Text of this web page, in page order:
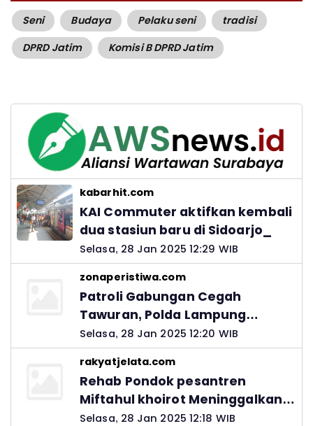
Seni Budaya Pelaku seni
tradisi
DPRD Jatim
Komisi B DPRD Jatim
kabarhit.com
KAI Commuter aktifkan kembali
dua stasiun baru di Sidoarjo_
Selasa, 28 Jan 2025 12:29 WIB
zonaperistiwa.com
Patroli Gabungan Cegah
Tawuran, Polda Lampung
Ingatkan Peran Orang Tua
Selasa, 28 Jan 2025 12:20 WIB
rakyatjelata.com
Rehab Pondok pesantren
Miftahul khoirot Meninggalkan
Hutang Ke Material, Mantan
Selasa, 28 Jan 2025 12:18 WIB